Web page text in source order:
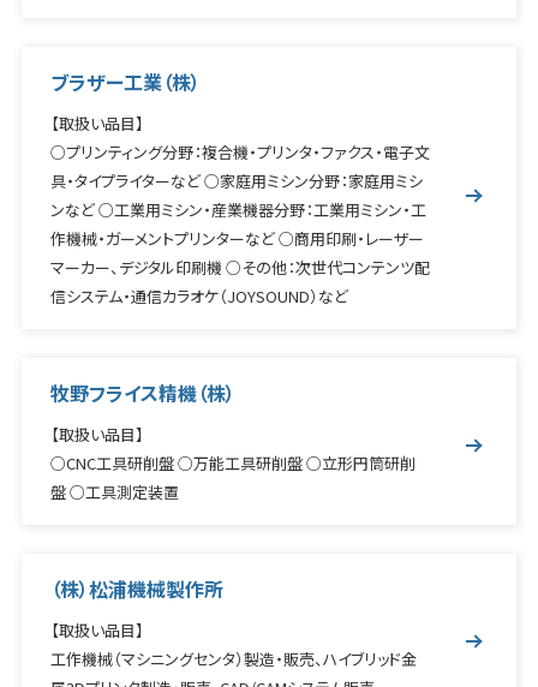
ブラザー工業（株）
【取扱い品目】
○プリンティング分野：複合機・プリンタ・ファクス・電子文
具・タイプライターなど ○家庭用ミシン分野：家庭用ミシ
ンなど ○工業用ミシン・産業機器分野：工業用ミシン・工
作機械・ガーメントプリンターなど ○商用印刷・レーザー
マーカー、デジタル印刷機 ○その他：次世代コンテンツ配
信システム・通信カラオケ（JOYSOUND）など
牧野フライス精機（株）
【取扱い品目】
○CNC工具研削盤 ○万能工具研削盤 ○立形円筒研削
盤 ○工具測定装置
（株）松浦機械製作所
【取扱い品目】
工作機械（マシニングセンタ）製造・販売、ハイブリッド金